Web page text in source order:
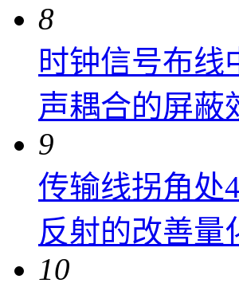
8
时钟信号布线
声耦合的屏蔽
9
传输线拐角处
反射的改善量
10